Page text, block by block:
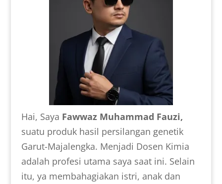
Hai, Saya Fawwaz Muhammad Fauzi,
suatu produk hasil persilangan genetik
Garut-Majalengka. Menjadi Dosen Kimia
adalah profesi utama saya saat ini. Selain
itu, ya membahagiakan istri, anak dan